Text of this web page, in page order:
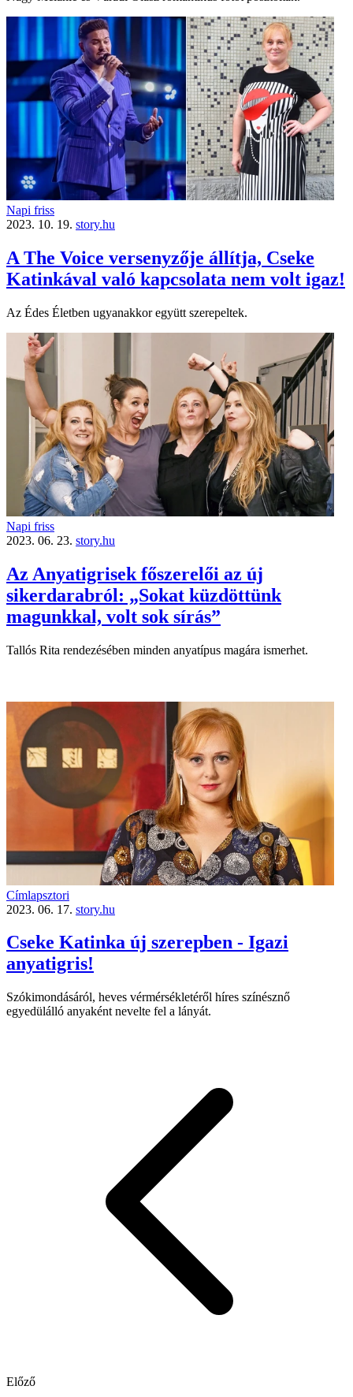
Napi friss
2023. 10. 19. story.hu
A The Voice versenyzője állítja, Cseke
Katinkával való kapcsolata nem volt igaz!
Az Édes Életben ugyanakkor együtt szerepeltek.
Napi friss
2023. 06. 23. story.hu
Az Anyatigrisek főszerelői az új
sikerdarabról: „Sokat küzdöttünk
magunkkal, volt sok sírás”
Tallós Rita rendezésében minden anyatípus magára ismerhet.
Címlapsztori
2023. 06. 17. story.hu
Cseke Katinka új szerepben - Igazi
anyatigris!
Szókimondásáról, heves vérmérsékletéről híres színésznő
egyedülálló anyaként nevelte fel a lányát.
Előző